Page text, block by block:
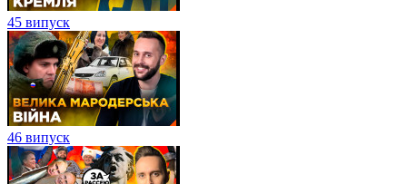
45 випуск
46 випуск